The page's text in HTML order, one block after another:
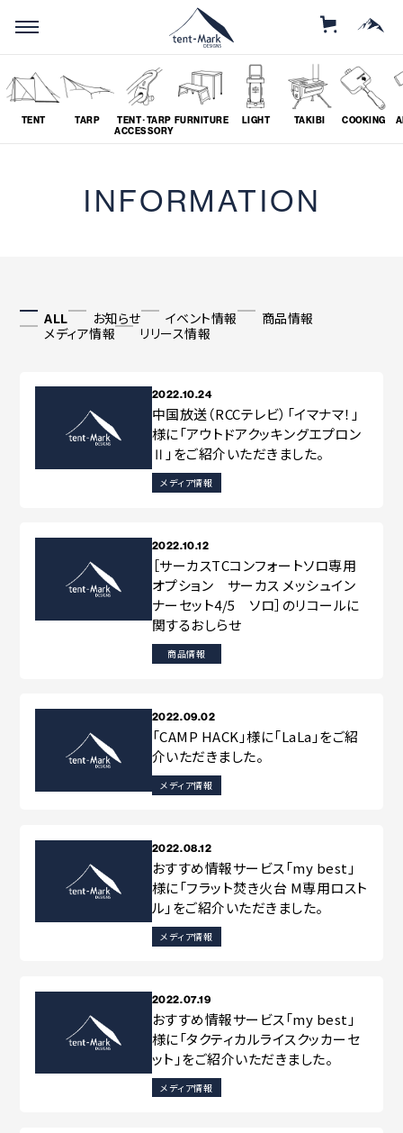
STORE
MOUNTAIN
TENT
TARP
TENT･TARP
ACCESSORY
FURNITURE LIGHT TAKIBI COOKING
ツーリング
# COLLABORATION
粋
# IKI
革道
ABOUT US COLLABORATOR
修理サービス
CONTACT
ONLINE STORE
MOUNTAIN
INFORMATION
ALL お知らせ イベント情報
商品情報
メディア情報
リリース情報
2022.10.24
中国放送（RCCテレビ）「イマナマ！」
様に「アウトドアクッキングエプロン
Ⅱ」をご紹介いただきました。
メディア情報
2022.10.12
［サーカスTCコンフォートソロ専用
オプション サーカス メッシュイン
ナーセット4/5 ソロ］のリコールに
関するおしらせ
商品情報
2022.09.02
「CAMP HACK」様に「LaLa」をご紹
介いただきました。
メディア情報
2022.08.12
おすすめ情報サービス「my best」
様に「フラット焚き火台 M専用ロスト
ル」をご紹介いただきました。
メディア情報
2022.07.19
おすすめ情報サービス「my best」
様に「タクティカルライスクッカーセ
ット」をご紹介いただきました。
メディア情報